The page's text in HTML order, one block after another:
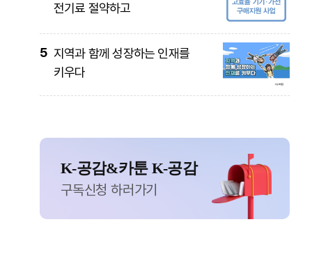
전기료 절약하고
5 지역과 함께 성장하는 인재를
키우다
K-공감&카툰 K-공감
구독신청 하러가기